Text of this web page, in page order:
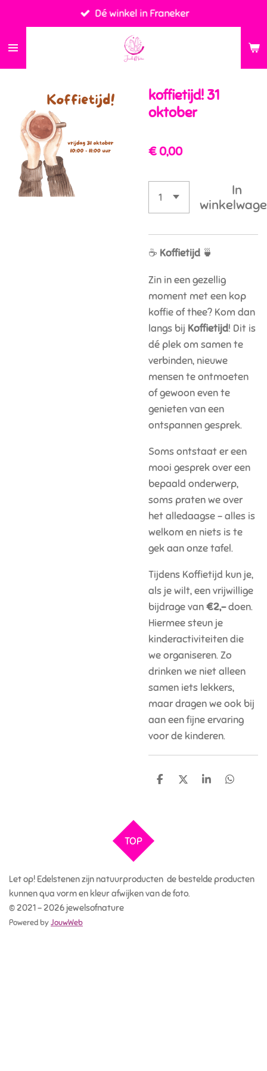
direct
naar
Dé winkel in Franeker
koffietijd! 31
oktober
€ 0,00
In
☕ Koffietijd 🍵
Zin in een gezellig
moment met een kop
koffie of thee? Kom dan
langs bij Koffietijd! Dit is
dé plek om samen te
verbinden, nieuwe
mensen te ontmoeten
of gewoon even te
genieten van een
ontspannen gesprek.
Soms ontstaat er een
mooi gesprek over een
bepaald onderwerp,
soms praten we over
het alledaagse – alles is
welkom en niets is te
gek aan onze tafel.
Tijdens Koffietijd kun je,
als je wilt, een vrijwillige
bijdrage van€2,-doen.
Hiermee steun je
kinderactiviteiten die
we organiseren. Zo
drinken we niet alleen
samen iets lekkers,
maar dragen we ook bij
aan een fijne ervaring
voor de kinderen.
D
D
S
D
TOP
Let op! Edelstenen zijn natuurproducten de bestelde producten
kunnen qua vorm en kleur afwijken van de foto.
© 2021 - 2026 jewelsofnature
Powered byJouwWeb